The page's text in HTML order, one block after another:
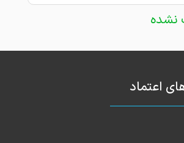
نشده
اعتماد